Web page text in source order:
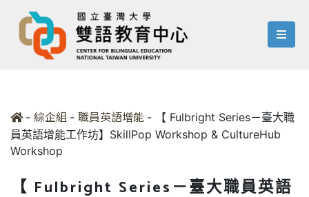
menu
- 綜企組 - 職員英語增能 -
【 Fulbright Series－臺大職
員英語增能工作坊】SkillPop Workshop & CultureHub
Workshop
【 Fulbright Series－臺大職員英語